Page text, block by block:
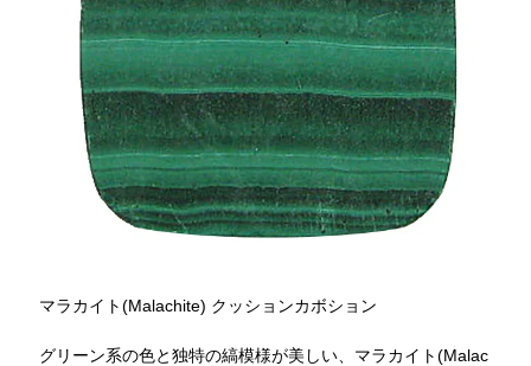
マラカイト(Malachite) クッションカボション
グリーン系の色と独特の縞模様が美しい、マラカイト(Malac